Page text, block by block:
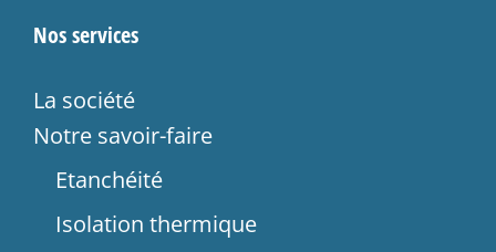
Nos services
La société
Notre savoir-faire
Etanchéité
Isolation thermique